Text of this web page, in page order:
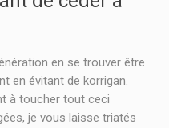
en se trouver être
en évitant de korrigan.
à toucher tout ceci
je vous laisse triatés